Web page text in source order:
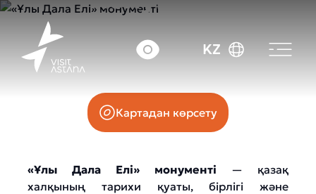
KZ
Ұлы Дала даңғылы
Картадан көрсету
«Ұлы Дала Елі» монументі — қазақ
халқының тарихи қуаты, бірлігі және